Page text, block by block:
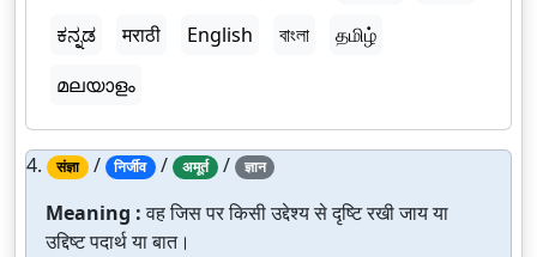
ಕನ್ನಡ
मराठी English বাংলা
தமிழ்
മലയാളം
4. संज्ञा / निर्जीव / अमूर्त / ज्ञान
Meaning :वह जिस पर किसी उद्देश्य से दृष्टि रखी जाय या
उद्दिष्ट पदार्थ या बात।